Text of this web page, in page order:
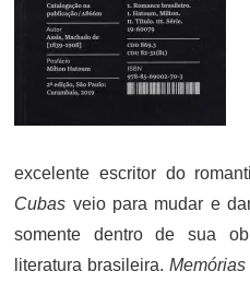
excelente escritor do
Cubas veio para mudar e
somente dentro de sua
literatura brasileira.